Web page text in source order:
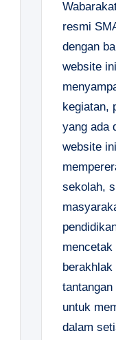
resmi
dengan
website
kegiatan,
yang ada
website
sekolah,
berakhlak
untuk
dalam